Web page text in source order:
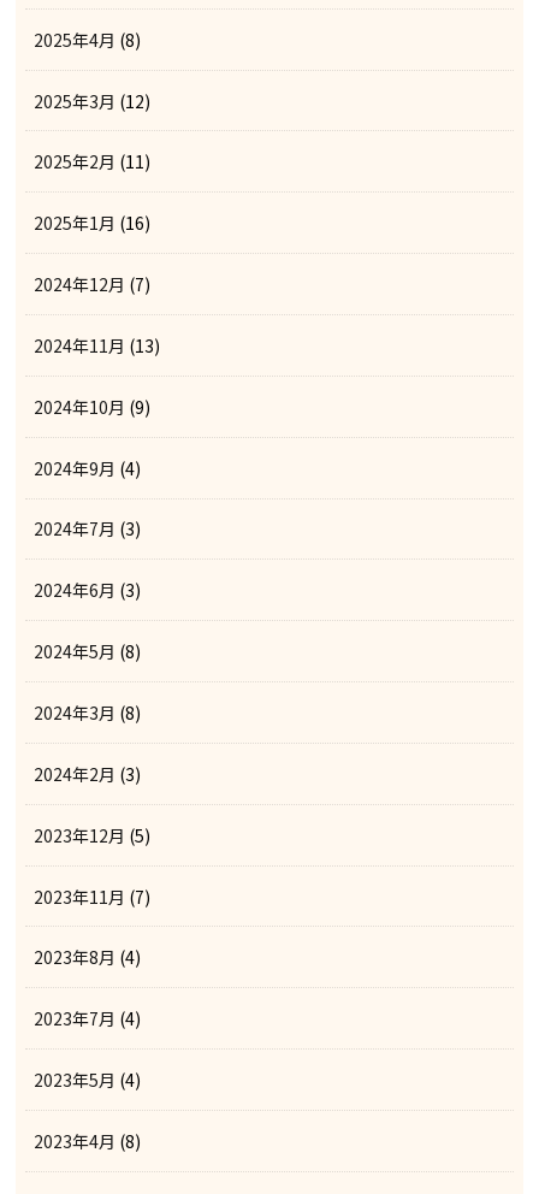
2025年4月 (8)
2025年3月 (12)
2025年2月 (11)
2025年1月 (16)
2024年12月 (7)
2024年11月 (13)
2024年10月 (9)
2024年9月 (4)
2024年7月 (3)
2024年6月 (3)
2024年5月 (8)
2024年3月 (8)
2024年2月 (3)
2023年12月 (5)
2023年11月 (7)
2023年8月 (4)
2023年7月 (4)
2023年5月 (4)
2023年4月 (8)